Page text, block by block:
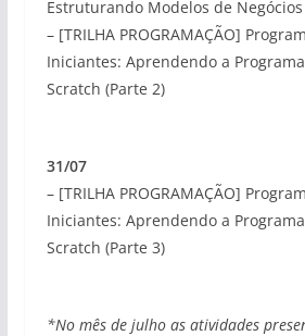
Estruturando Modelos de
– [TRILHA PROGRAMAÇÃO]
Iniciantes: Aprendendo a
Scratch (Parte 2)
31/07
– [TRILHA PROGRAMAÇÃO]
Iniciantes: Aprendendo a
Scratch (Parte 3)
*No mês de julho as atividades